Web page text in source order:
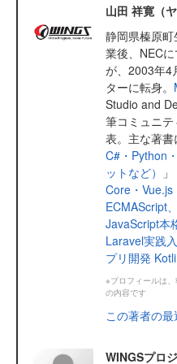
山田 祥寛（
静岡県榛原
業後、NEC
が、2003年4
ターに転身。
Studio and
筆コミュニテ
表。主な著書
C#・Python
ットなど）
Core・Vue.js
ECMAScript
JavaScript本
Laravel実践
プリ開発
※プロフィールは
の内容です
この著者の
WINGSプロ